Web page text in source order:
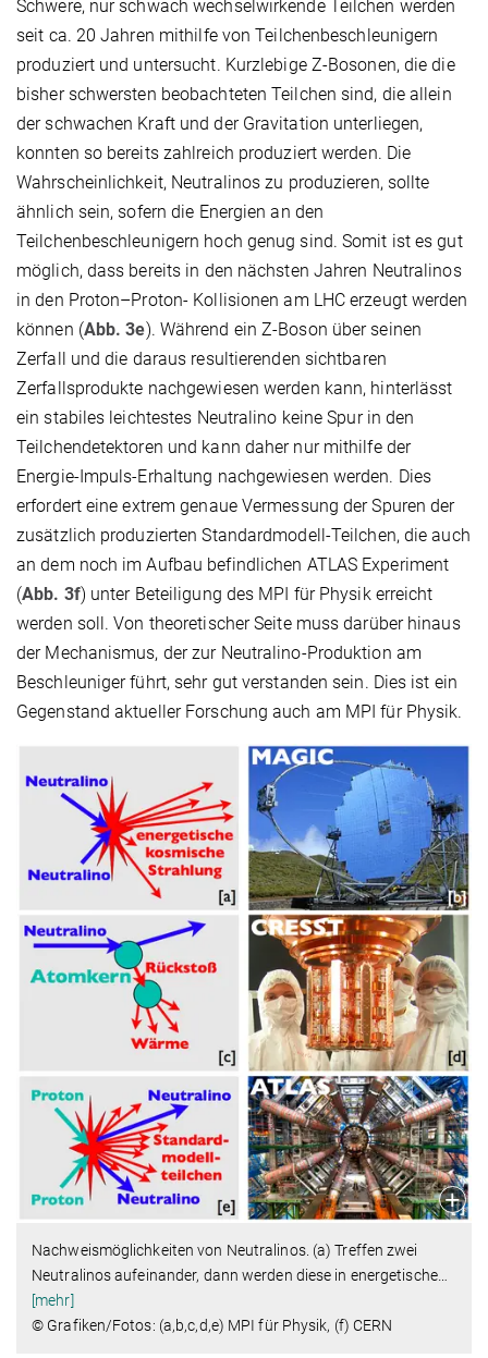
Schwere, nur schwach wechselwirkende Teilchen werden
seit ca. 20 Jahren mithilfe von Teilchenbeschleunigern
produziert und untersucht. Kurzlebige Z-Bosonen, die die
bisher schwersten beobachteten Teilchen sind, die allein
der schwachen Kraft und der Gravitation unterliegen,
konnten so bereits zahlreich produziert werden. Die
Wahrscheinlichkeit, Neutralinos zu produzieren, sollte
ähnlich sein, sofern die Energien an den
Teilchenbeschleunigern hoch genug sind. Somit ist es gut
möglich, dass bereits in den nächsten Jahren Neutralinos
in den Proton–Proton- Kollisionen am LHC erzeugt werden
können (Abb. 3e). Während ein Z-Boson über seinen
Zerfall und die daraus resultierenden sichtbaren
Zerfallsprodukte nachgewiesen werden kann, hinterlässt
ein stabiles leichtestes Neutralino keine Spur in den
Teilchendetektoren und kann daher nur mithilfe der
Energie-Impuls-Erhaltung nachgewiesen werden. Dies
erfordert eine extrem genaue Vermessung der Spuren der
zusätzlich produzierten Standardmodell-Teilchen, die auch
an dem noch im Aufbau befindlichen ATLAS Experiment
(Abb. 3f) unter Beteiligung des MPI für Physik erreicht
werden soll. Von theoretischer Seite muss darüber hinaus
der Mechanismus, der zur Neutralino-Produktion am
Beschleuniger führt, sehr gut verstanden sein. Dies ist ein
Gegenstand aktueller Forschung auch am MPI für Physik.
Nachweismöglichkeiten von Neutralinos. (a) Treffen zwei
Neutralinos aufeinander, dann werden diese in energetische…
[mehr]
© Grafiken/Fotos: (a,b,c,d,e) MPI für Physik, (f) CERN